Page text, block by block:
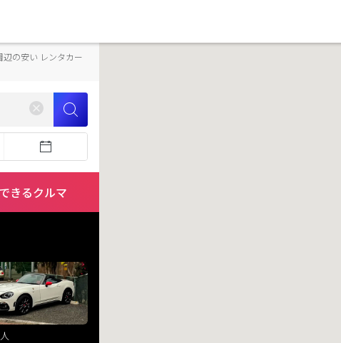
の安い レンタカー
きるクルマ